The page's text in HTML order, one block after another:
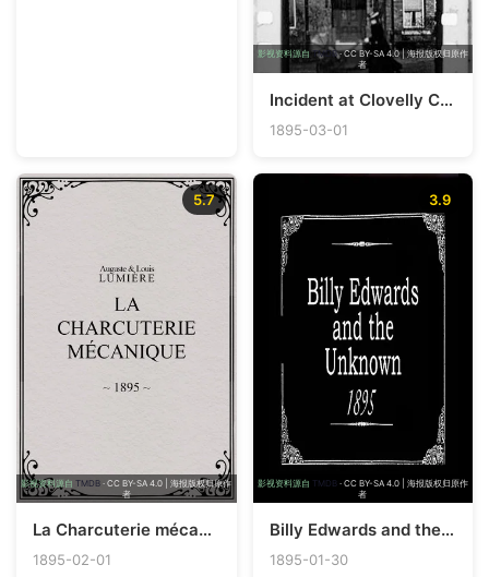
影视资料源自TMDB· CC BY-SA 4.0 | 海报版权归原作
者
Incident at Clovelly Cottage
1895-03-01
影视资料源自TMDB · CC BY-SA 4.0 | 海报版权归原作
者
5.7
La Charcuterie mécanique
1895-02-01
影视资料源自 TMDB· CC BY-SA 4.0 | 海报版权归原作
者
3.9
Billy Edwards and the Unknown
1895-01-30